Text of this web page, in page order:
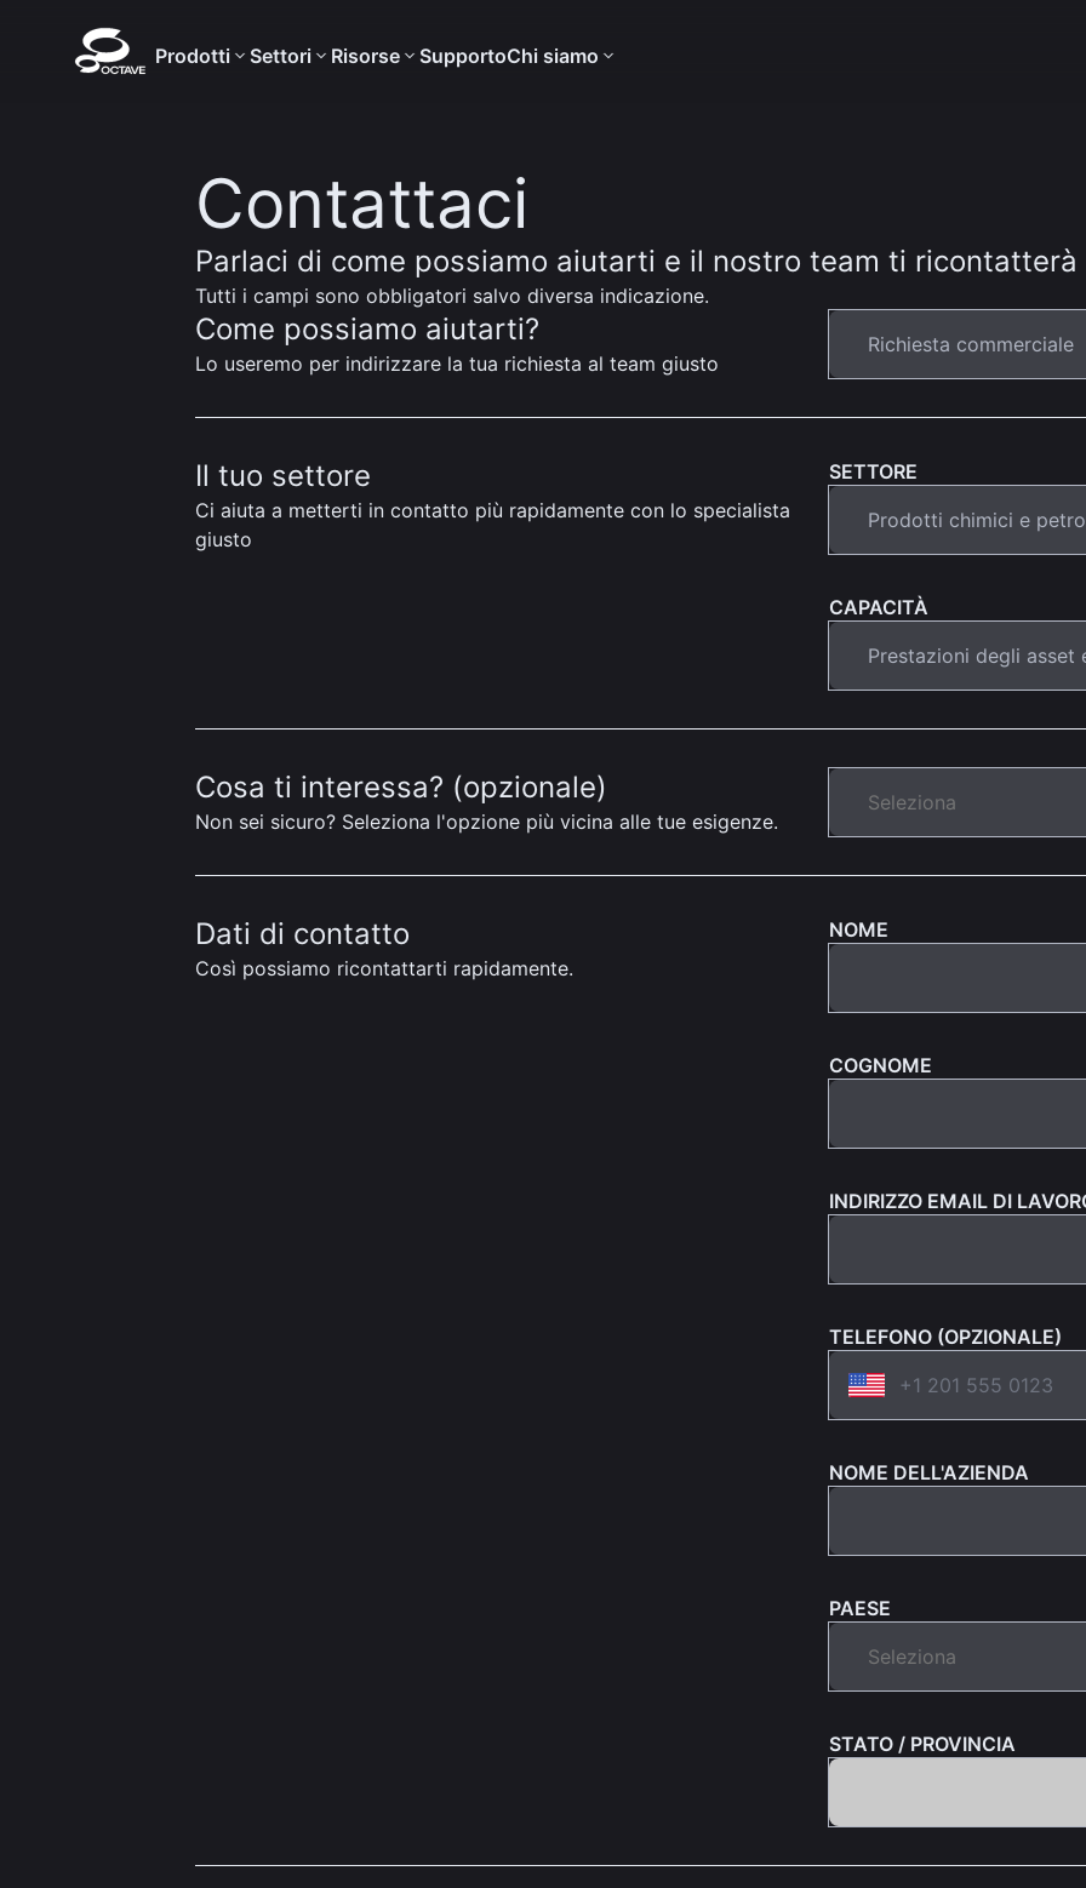
Prodotti Settori Risorse SupportoChi siamo
Contattaci
Parlaci di come possiamo aiutarti e il nostro team ti ricontatterà
Tutti i campi sono obbligatori salvo diversa indicazione.
Come possiamo aiutarti?
Lo useremo per indirizzare la tua richiesta al team giusto
Il tuo settore
Ci aiuta a metterti in contatto più rapidamente con lo specialista
giusto
SETTORE
CAPACITÀ
Cosa ti interessa? (opzionale)
Non sei sicuro? Seleziona l'opzione più vicina alle tue esigenze.
Dati di contatto
Così possiamo ricontattarti rapidamente.
NOME
COGNOME
INDIRIZZO EMAIL DI
TELEFONO (OPZIONALE)
NOME DELL'AZIENDA
PAESE
STATO / PROVINCIA